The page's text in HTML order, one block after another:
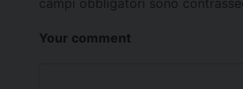
campi obbligatori sono
Your comment